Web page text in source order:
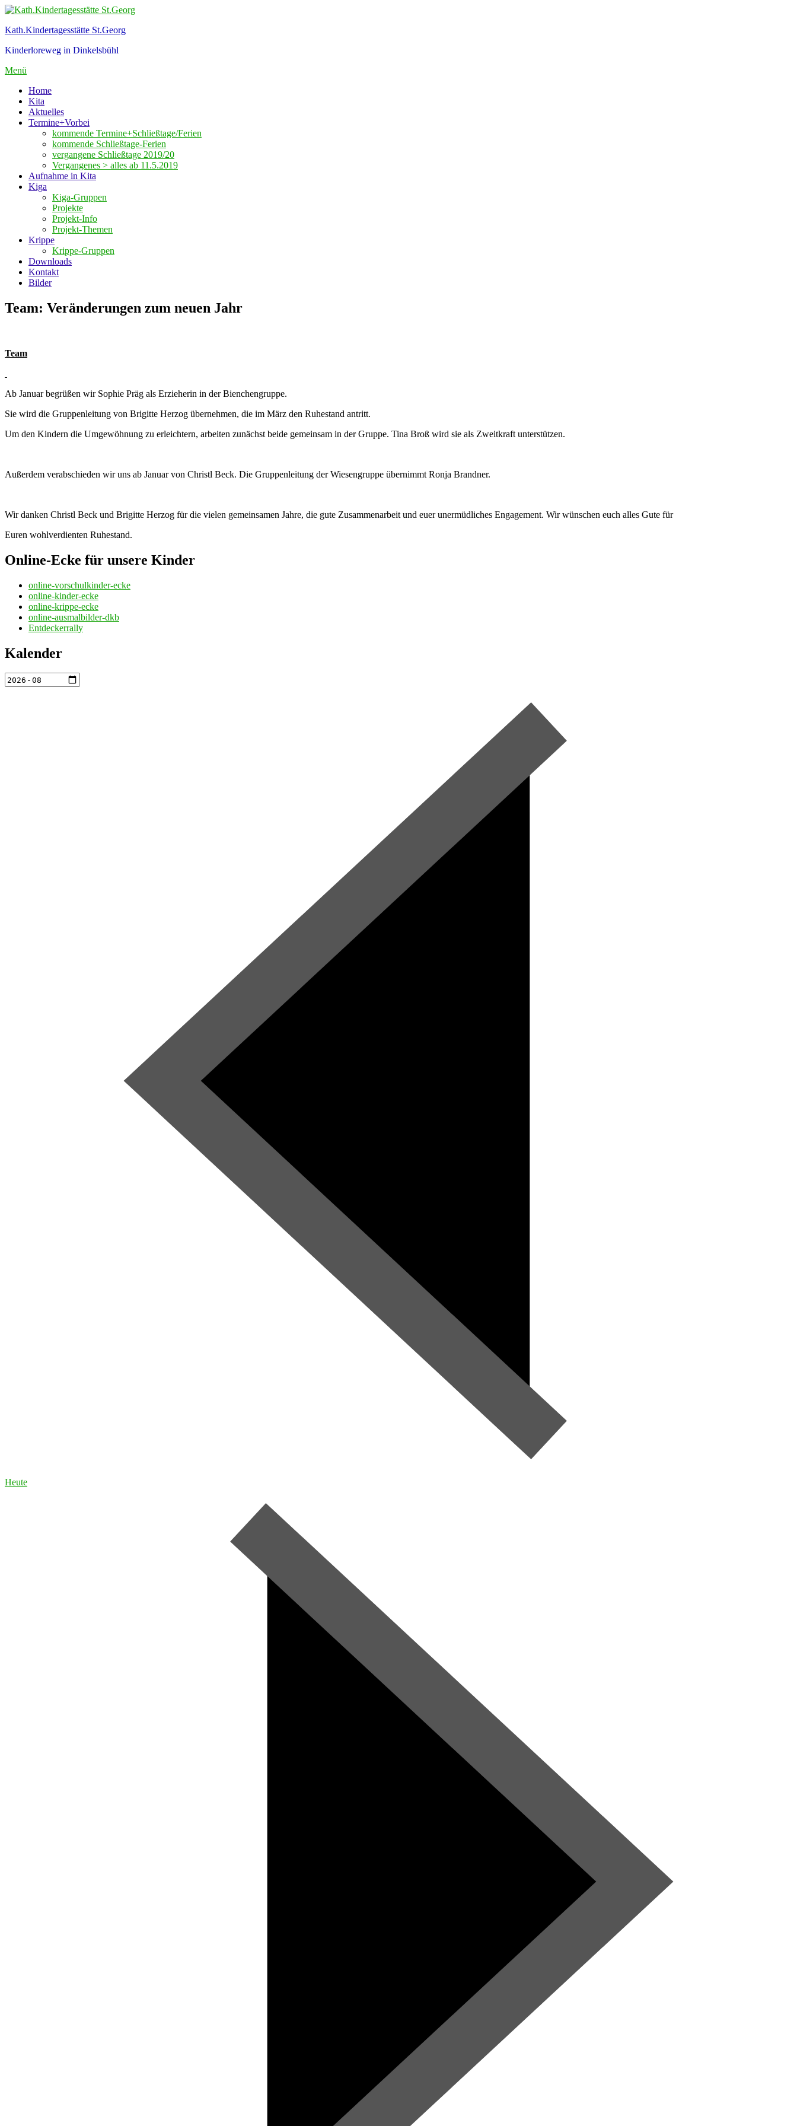
Zum
springen
Kath.Kindertagesstätte St.Georg
Kinderloreweg in Dinkelsbühl
Menü
Home
Kita
Aktuelles
Termine+Vorbei
kommende Termine+Schließtage/Ferien
kommende Schließtage-Ferien
vergangene Schließtage 2019/20
Vergangenes > alles ab 11.5.2019
Aufnahme in Kita
Kiga
Kiga-Gruppen
Projekte
Projekt-Info
Projekt-Themen
Krippe
Krippe-Gruppen
Downloads
Kontakt
Bilder
Team: Veränderungen zum neuen Jahr
Team
Ab Januar begrüßen wir Sophie Präg als Erzieherin in der Bienchengruppe.
Sie wird die Gruppenleitung von Brigitte Herzog übernehmen, die im März den Ruhestand antritt.
Um den Kindern die Umgewöhnung zu erleichtern, arbeiten zunächst beide gemeinsam in der Gruppe. Tina Broß wird sie als Zweitkraft unterstützen.
Außerdem verabschieden wir uns ab Januar von Christl Beck. Die Gruppenleitung der Wiesengruppe übernimmt Ronja Brandner.
Wir danken Christl Beck und Brigitte Herzog für die vielen gemeinsamen Jahre, die gute Zusammenarbeit und euer unermüdliches Engagement. Wir wünschen euch alles Gute für
Euren wohlverdienten Ruhestand.
Online-Ecke für unsere Kinder
online-vorschulkinder-ecke
online-kinder-ecke
online-krippe-ecke
online-ausmalbilder-dkb
Entdeckerrally
Kalender
Heute